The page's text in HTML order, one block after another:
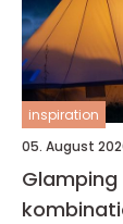
inspiration
05. August
Glamping